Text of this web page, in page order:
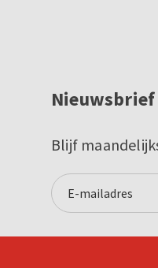
Nieuwsbrief
Blijf